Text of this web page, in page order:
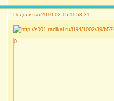
Поделиться2010-02-15 11:58:31
0